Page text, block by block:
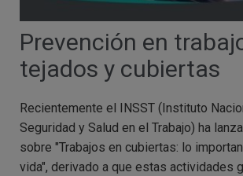
Prevención en
tejados y cubiertas
Recientemente el INSST (Instituto
Seguridad y Salud en el Trabajo) ha
sobre "Trabajos en cubiertas: lo
vida", derivado a que estas actividades